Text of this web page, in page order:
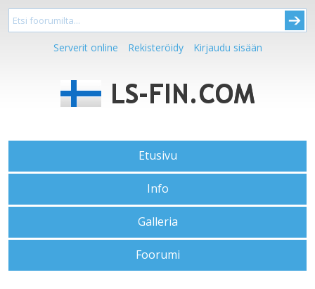
Serverit online Rekisteröidy Kirjaudu sisään
Etusivu
Info
Galleria
Foorumi